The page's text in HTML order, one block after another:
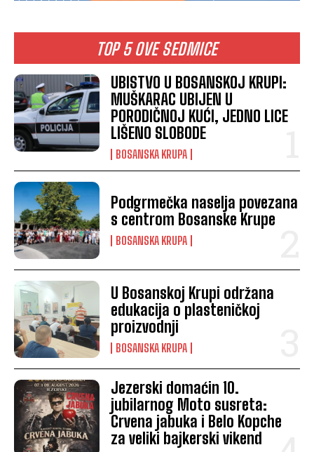
TOP 5 OVE SEDMICE
UBISTVO U BOSANSKOJ KRUPI:
MUŠKARAC UBIJEN U
PORODIČNOJ KUĆI, JEDNO LICE
LIŠENO SLOBODE
BOSANSKA KRUPA
Podgrmečka naselja povezana
s centrom Bosanske Krupe
BOSANSKA KRUPA
U Bosanskoj Krupi održana
edukacija o plasteničkoj
proizvodnji
BOSANSKA KRUPA
Jezerski domaćin 10.
jubilarnog Moto susreta:
Crvena jabuka i Belo Kopche
za veliki bajkerski vikend